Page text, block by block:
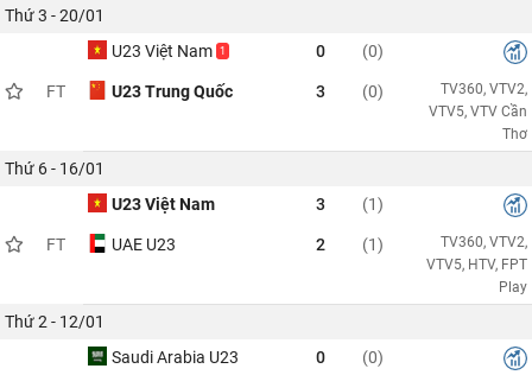
Thứ 3 - 20/01
FT
U23 Việt Nam 1 0 (0)
U23 Trung Quốc 3 (0)
TV360, VTV2,
VTV5, VTV Cần
Thơ
Thứ 6 - 16/01
FT
U23 Việt Nam 3 (1)
UAE U23 2 (1)
TV360, VTV2,
VTV5, HTV, FPT
Play
Thứ 2 - 12/01
Saudi Arabia U23 0 (0)